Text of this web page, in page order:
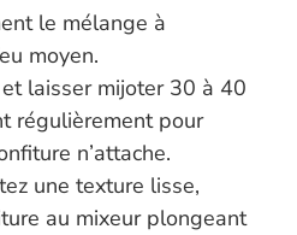
le mélange à
moyen.
laisser mijoter 30 à 40
régulièrement pour
n’attache.
une texture lisse,
au mixeur plongeant